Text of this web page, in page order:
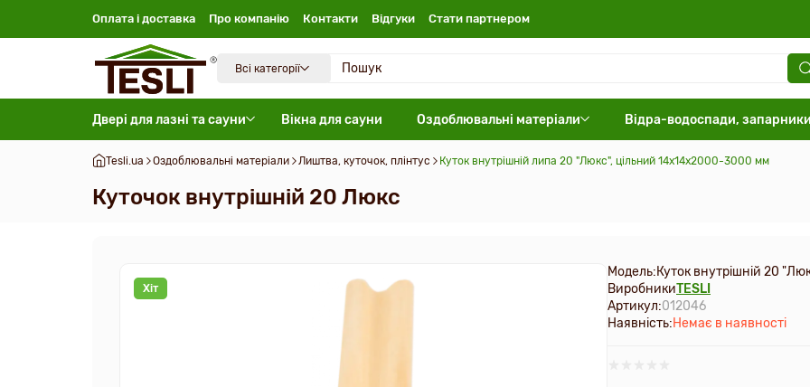
Оплата і доставка Про компанію Контакти Відгуки Стати партнером
Всі категорії
Двері для лазні та сауни Вікна для сауни Оздоблювальні матеріали Відра-водоспади,
Tesli.ua Оздоблювальні матеріали Лиштва, куточок, плінтус Куток внутрішній липа 20 "Люкс", цільний 14х14х2000-3000 мм
Куточок внутрішній 20 Люкс
Хіт
Модель:Куток внутрішній 20
ВиробникиTESLI
Артикул:012046
Наявність:Немає в наявності